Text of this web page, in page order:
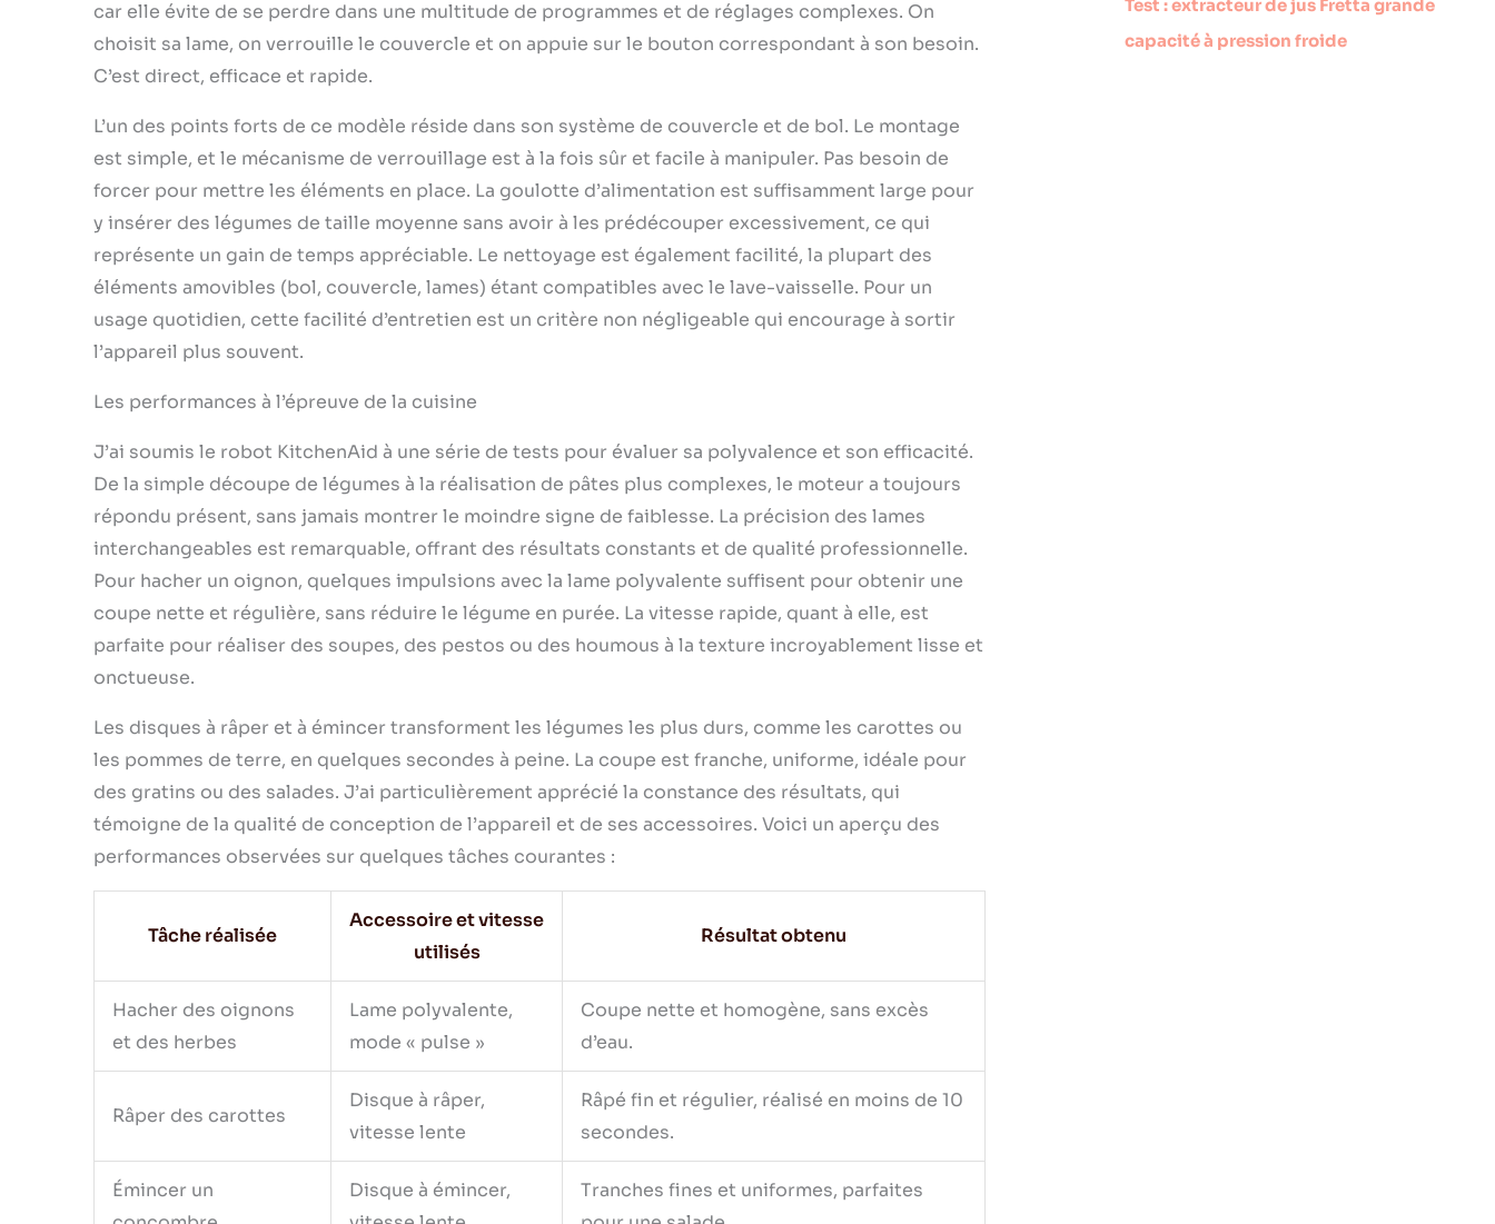
car elle évite de se perdre dans une multitude de programmes et de réglages complexes. On
choisit sa lame, on verrouille le couvercle et on appuie sur le bouton correspondant à son besoin.
C’est direct, efficace et rapide.
L’un des points forts de ce modèle réside dans son système de couvercle et de bol. Le montage
est simple, et le mécanisme de verrouillage est à la fois sûr et facile à manipuler. Pas besoin de
forcer pour mettre les éléments en place. La goulotte d’alimentation est suffisamment large pour
y insérer des légumes de taille moyenne sans avoir à les prédécouper excessivement, ce qui
représente un gain de temps appréciable. Le nettoyage est également facilité, la plupart des
éléments amovibles (bol, couvercle, lames) étant compatibles avec le lave-vaisselle. Pour un
usage quotidien, cette facilité d’entretien est un critère non négligeable qui encourage à sortir
l’appareil plus souvent.
Les performances à l’épreuve de la cuisine
J’ai soumis le robot KitchenAid à une série de tests pour évaluer sa polyvalence et son efficacité.
De la simple découpe de légumes à la réalisation de pâtes plus complexes, le moteur a toujours
répondu présent, sans jamais montrer le moindre signe de faiblesse. La précision des lames
interchangeables est remarquable, offrant des résultats constants et de qualité professionnelle.
Pour hacher un oignon, quelques impulsions avec la lame polyvalente suffisent pour obtenir une
coupe nette et régulière, sans réduire le légume en purée. La vitesse rapide, quant à elle, est
parfaite pour réaliser des soupes, des pestos ou des houmous à la texture incroyablement lisse et
onctueuse.
Les disques à râper et à émincer transforment les légumes les plus durs, comme les carottes ou
les pommes de terre, en quelques secondes à peine. La coupe est franche, uniforme, idéale pour
des gratins ou des salades. J’ai particulièrement apprécié la constance des résultats, qui
témoigne de la qualité de conception de l’appareil et de ses accessoires. Voici un aperçu des
performances observées sur quelques tâches courantes :
Tâche réalisée
Accessoire et vitesse
utilisés
Résultat obtenu
Hacher des oignons
et des herbes
Lame polyvalente,
mode « pulse »
Coupe nette et homogène, sans excès
d’eau.
Râper des carottes
Disque à râper,
vitesse lente
Râpé fin et régulier, réalisé en moins de 10
secondes.
Émincer un
Disque à émincer,
Tranches fines et uniformes, parfaites
Test : extracteur de jus Fretta grande
capacité à pression froide